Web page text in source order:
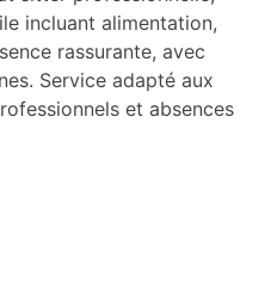
incluant alimentation,
rassurante, avec
Service adapté aux
et absences